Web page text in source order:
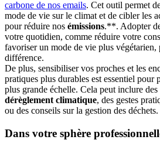
carbone de nos emails. Cet outil permet
mode de vie sur le climat et de cibler les
pour réduire nos émissions.**. Adopter
votre quotidien, comme réduire votre
favoriser un mode de vie plus végétarien,
différence.
De plus, sensibiliser vos proches et les
pratiques plus durables est essentiel pour
plus grande échelle. Cela peut inclure
dérèglement climatique, des gestes
ou des conseils sur la gestion des déchets.
Dans votre sphère